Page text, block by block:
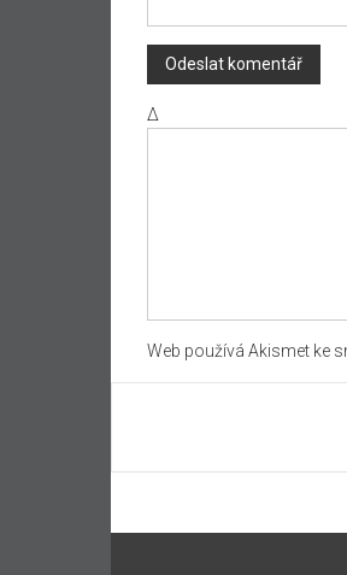
Δ
Web používá Akismet ke